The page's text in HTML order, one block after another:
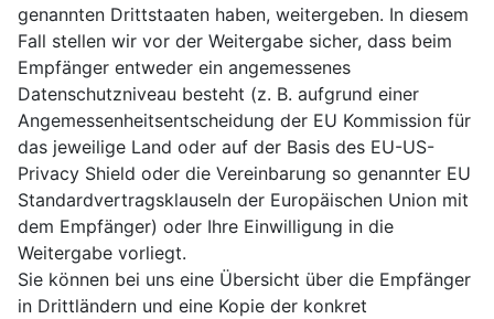
genannten Drittstaaten haben, weitergeben. In diesem
Fall stellen wir vor der Weitergabe sicher, dass beim
Empfänger entweder ein angemessenes
Datenschutzniveau besteht (z. B. aufgrund einer
Angemessenheitsentscheidung der EU Kommission für
das jeweilige Land oder auf der Basis des EU-US-
Privacy Shield oder die Vereinbarung so genannter EU
Standardvertragsklauseln der Europäischen Union mit
dem Empfänger) oder Ihre Einwilligung in die
Weitergabe vorliegt.
Sie können bei uns eine Übersicht über die Empfänger
in Drittländern und eine Kopie der konkret